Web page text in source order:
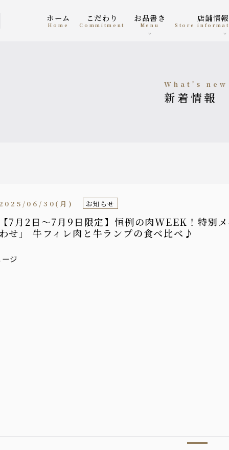
ホーム
home
こだわり
Commitment
お品書き
menu
店舗情
Store
what's new
新着情報
7月2日〜7月9日限定】恒例の肉WEEK！特別
せ」 牛フィレ肉と牛ランプの食べ比べ♪
06/30(月) お知らせ